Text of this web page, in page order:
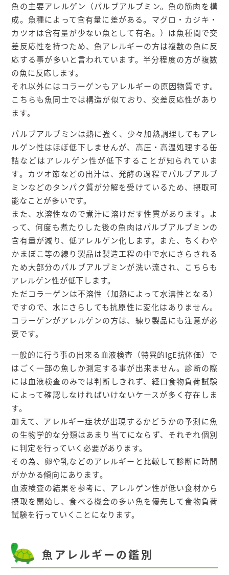
魚の主要アレルゲン（パルブアルブミン。魚の筋肉を構
成。魚種によって含有量に差がある。マグロ・カジキ・
カツオは含有量が少ない魚として有名。）は魚種間で交
差反応性を持つため、魚アレルギーの方は複数の魚に反
応する事が多いと言われています。半分程度の方が複数
の魚に反応します。
それ以外にはコラーゲンもアレルギーの原因物質です。
こちらも魚同士では構造が似ており、交差反応性があり
ます。
パルブアルブミンは熱に強く、少々加熱調理してもアレ
ルゲン性はほぼ低下しませんが、高圧・高温処理する缶
詰などはアレルゲン性が低下することが知られていま
す。カツオ節などの出汁は、発酵の過程でパルブアルブ
ミンなどのタンパク質が分解を受けているため、摂取可
能なことが多いです。
また、水溶性なので煮汁に溶けだす性質があります。よ
って、何度も煮たりした後の魚肉はパルブアルブミンの
含有量が減り、低アレルゲン化します。また、ちくわや
かまぼこ等の練り製品は製造工程の中で水にさらされる
ため大部分のパルブアルブミンが洗い流され、こちらも
アレルゲン性が低下します。
ただコラーゲンは不溶性（加熱によって水溶性となる）
ですので、水にさらしても抗原性に変化はありません。
コラーゲンがアレルゲンの方は、練り製品にも注意が必
要です。
一般的に行う事の出来る血液検査（特異的IgE抗体価）で
はごく一部の魚しか測定する事が出来ません。診断の際
には血液検査のみでは判断しきれず、経口食物負荷試験
によって確認しなければいけないケースが多く存在しま
す。
加えて、アレルギー症状が出現するかどうかの予測に魚
の生物学的な分類はあまり当てにならず、それぞれ個別
に判定を行っていく必要があります。
その為、卵や乳などのアレルギーと比較して診断に時間
がかかる傾向にあります。
血液検査の結果を参考に、アレルゲン性が低い食材から
摂取を開始し、食べる機会の多い魚を優先して食物負荷
試験を行っていくことになります。
魚アレルギーの鑑別